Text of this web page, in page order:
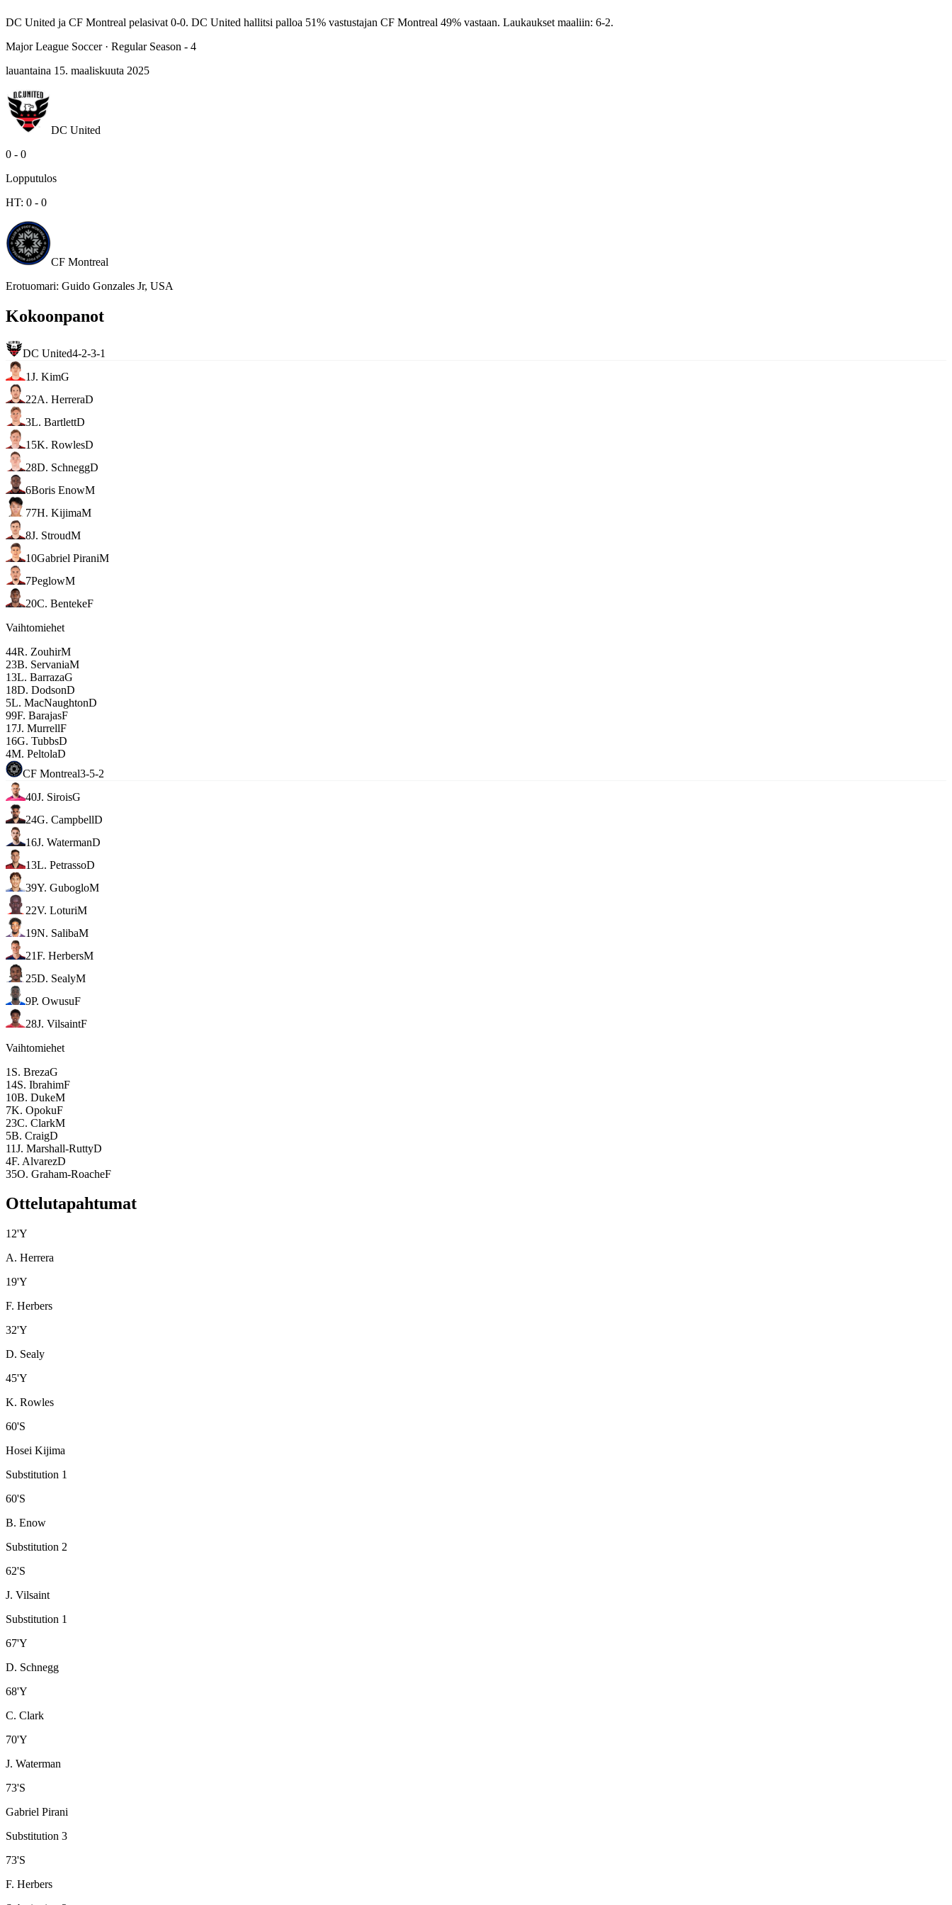
DC United ja CF Montreal pelasivat 0-0. DC United hallitsi palloa 51% vastustajan CF Montreal 49% vastaan. Laukaukset maaliin: 6-2.
Major League Soccer· Regular Season - 4
lauantaina 15. maaliskuuta 2025
DC United
0 - 0
Lopputulos
HT: 0 - 0
CF Montreal
Erotuomari: Guido Gonzales Jr, USA
Kokoonpanot
DC United4-2-3-1
1J. KimG
22A. HerreraD
3L. BartlettD
15K. RowlesD
28D. SchneggD
6Boris EnowM
77H. KijimaM
8J. StroudM
10Gabriel PiraniM
7PeglowM
20C. BentekeF
Vaihtomiehet
44R. ZouhirM
23B. ServaniaM
13L. BarrazaG
18D. DodsonD
5L. MacNaughtonD
99F. BarajasF
17J. MurrellF
16G. TubbsD
4M. PeltolaD
CF Montreal3-5-2
40J. SiroisG
24G. CampbellD
16J. WatermanD
13L. PetrassoD
39Y. GubogloM
22V. LoturiM
19N. SalibaM
21F. HerbersM
25D. SealyM
9P. OwusuF
28J. VilsaintF
Vaihtomiehet
1 S. BrezaG
14S. IbrahimF
10B. DukeM
7K. OpokuF
23C. ClarkM
5B. CraigD
11J. Marshall-RuttyD
4F. AlvarezD
35O. Graham-RoacheF
Ottelutapahtumat
12'Y
A. Herrera
19'Y
F. Herbers
32'Y
D. Sealy
45'Y
K. Rowles
60'S
Hosei Kijima
Substitution 1
60'S
B. Enow
Substitution 2
62'S
J. Vilsaint
Substitution 1
67'Y
D. Schnegg
68'Y
C. Clark
70'Y
J. Waterman
73'S
Gabriel Pirani
Substitution 3
73'S
F. Herbers